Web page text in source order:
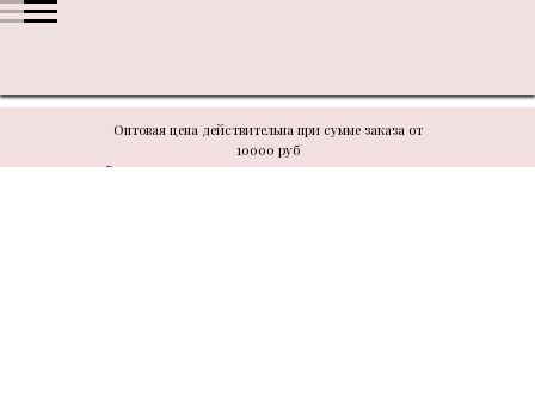
Оптовая цена действительна при сумме заказа от
10000 руб
В связи с техническими моментами цену уточнять у